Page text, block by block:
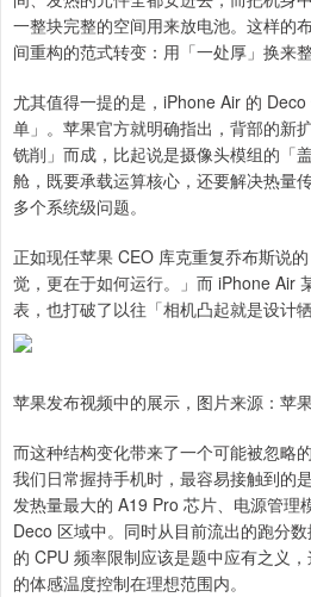
一整块完整的空间用来放电池。这样的
间重构的范式转变：用「一处厚」换来
尤其值得一提的是，iPhone Air 的
单」。苹果官方就明确指出，背部的新
铣削」而成，比起说是摄像头模组的「
舱，既要承载运算核心，还要解决热量
多个系统级问题。
正如现任苹果 CEO 库克重复乔布斯说
觉，更在于如何运行。」而 iPhone Air
表，也打破了以往「相机凸起就是设计
苹果发布视频中的展示，图片来源：苹果
而这种结构变化带来了一个可能被忽略
我们日常握持手机时，最容易接触到的
发热量最大的 A19 Pro 芯片、电源管理
Deco 区域中。同时从目前流出的跑分
的 CPU 频率限制应该是题中应有之义
的体感温度控制在理想范围内。